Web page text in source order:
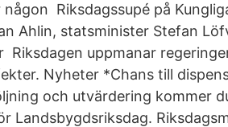
Riksdagssupé på
Ahlin, statsminister Stefan
uppmanar
Nyheter *Chans till
och utvärdering kommer
Landsbygdsriksdag.